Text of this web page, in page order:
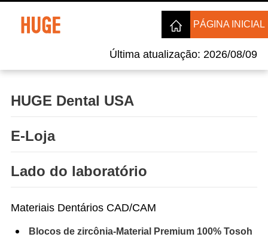
Última atualização: 2026/08/09
PÁGINA INICIAL
HUGE Dental USA
E-Loja
Lado do laboratório
Materiais Dentários CAD/CAM
Blocos de zircônia-Material Premium 100% Tosoh